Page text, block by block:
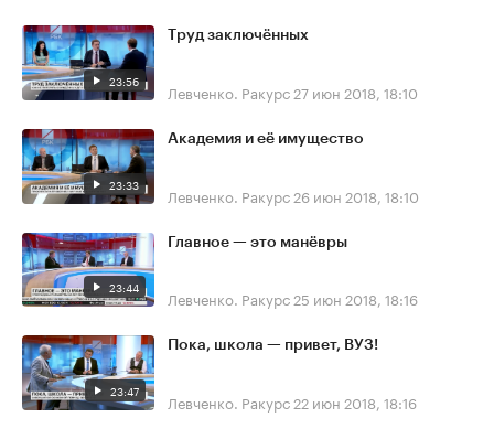
23:56
Труд заключённых
Левченко. Ракурс 27 июн 2018, 18:10
23:33
Академия и её имущество
Левченко. Ракурс 26 июн 2018, 18:10
23:44
Главное — это манёвры
Левченко. Ракурс 25 июн 2018, 18:16
23:47
Пока, школа — привет, ВУЗ!
Левченко. Ракурс 22 июн 2018, 18:16